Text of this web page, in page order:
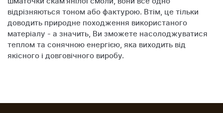
відрізняються тоном або фактурою. Втім, це тільки
доводить природне походження використаного
матеріалу - а значить, Ви зможете насолоджуватися
теплом та сонячною енергією, яка виходить від
якісного і довговічного виробу.